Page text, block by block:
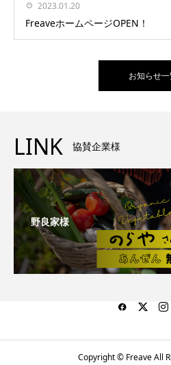
2023.01.20
FreaveホームページOPEN！
お知らせ
LINK 協賛企業様
野良家様
Copyright © Freave All